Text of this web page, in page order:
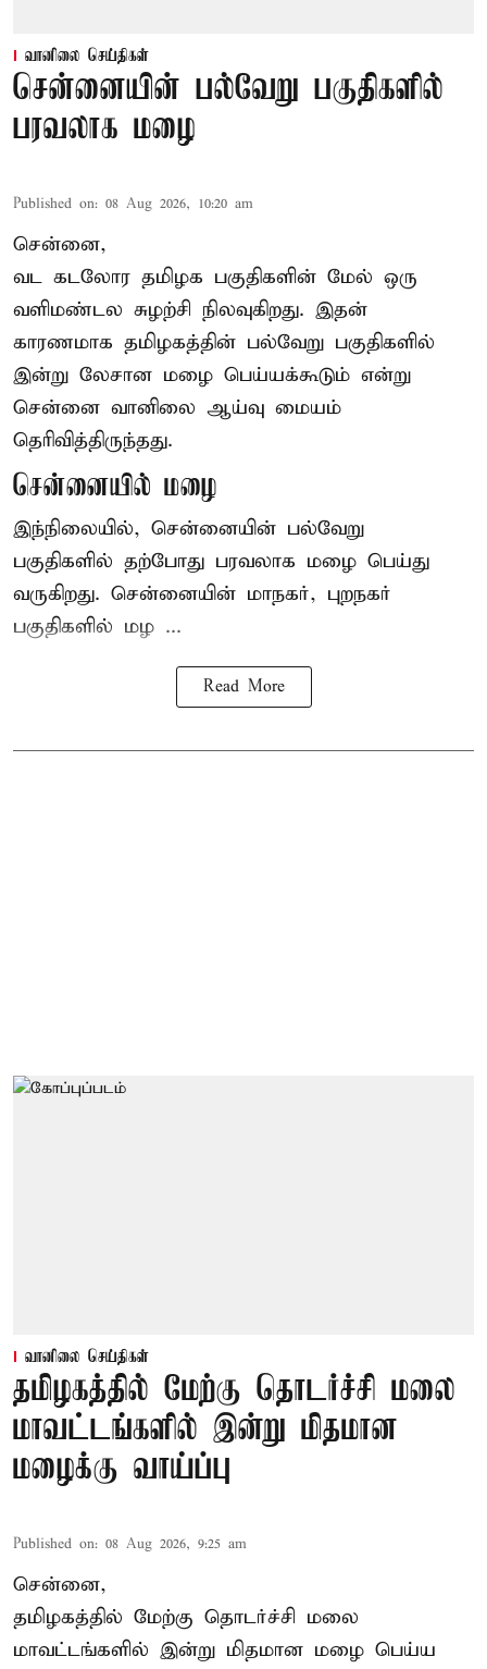
வானிலை செய்திகள்
சென்னையின் பல்வேறு பகுதிகளில்
பரவலாக மழை
Published on: 08 Aug 2026, 10:20 am
சென்னை,
வட கடலோர தமிழக பகுதிகளின் மேல் ஒரு
வளிமண்டல சுழற்சி நிலவுகிறது. இதன்
காரணமாக தமிழகத்தின் பல்வேறு பகுதிகளில்
இன்று லேசான மழை பெய்யக்கூடும் என்று
சென்னை வானிலை ஆய்வு மையம்
தெரிவித்திருந்தது.
சென்னையில் மழை
இந்நிலையில், சென்னையின் பல்வேறு
பகுதிகளில் தற்போது பரவலாக மழை பெய்து
வருகிறது. சென்னையின் மாநகர், புறநகர்
பகுதிகளில் மழ ...
Read More
வானிலை செய்திகள்
தமிழகத்தில் மேற்கு தொடர்ச்சி மலை
மாவட்டங்களில் இன்று மிதமான
மழைக்கு வாய்ப்பு
Published on: 08 Aug 2026, 9:25 am
சென்னை,
தமிழகத்தில் மேற்கு தொடர்ச்சி மலை
மாவட்டங்களில் இன்று மிதமான மழை பெய்ய